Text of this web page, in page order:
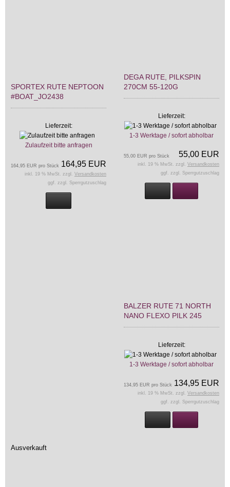
SPORTEX RUTE NEPTOON
#BOAT_JO2438
Lieferzeit:
Zulaufzeit bitte anfragen
164,95 EUR
164,95 EUR pro Stück
inkl. 19 % MwSt. zzgl. Versandkosten
ggf. zzgl. Sperrgutzuschlag
DEGA RUTE, PILKSPIN
270CM 55-120G
Lieferzeit:
1-3 Werktage / sofort abholbar
55,00 EUR
55,00 EUR pro Stück
inkl. 19 % MwSt. zzgl. Versandkosten
ggf. zzgl. Sperrgutzuschlag
BALZER RUTE 71 NORTH
NANO FLEXO PILK 245
Lieferzeit:
1-3 Werktage / sofort abholbar
134,95 EUR
134,95 EUR pro Stück
inkl. 19 % MwSt. zzgl. Versandkosten
ggf. zzgl. Sperrgutzuschlag
Ausverkauft